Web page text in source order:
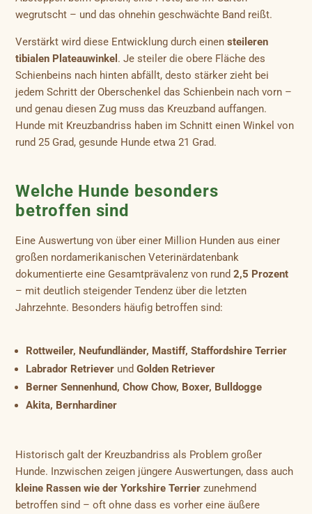
wegrutscht – und das ohnehin geschwächte Band reißt.
Verstärkt wird diese Entwicklung durch einensteileren
tibialen Plateauwinkel . Je steiler die obere Fläche des
Schienbeins nach hinten abfällt, desto stärker zieht bei
jedem Schritt der Oberschenkel das Schienbein nach vorn –
und genau diesen Zug muss das Kreuzband auffangen.
Hunde mit Kreuzbandriss haben im Schnitt einen Winkel von
rund 25 Grad, gesunde Hunde etwa 21 Grad.
Welche Hunde besonders
betroffen sind
Eine Auswertung von über einer Million Hunden aus einer
großen nordamerikanischen Veterinärdatenbank
dokumentierte eine Gesamtprävalenz von rund2,5 Prozent
– mit deutlich steigender Tendenz über die letzten
Jahrzehnte. Besonders häufig betroffen sind:
Rottweiler, Neufundländer, Mastiff, Staffordshire Terrier
Labrador Retriever undGolden Retriever
Berner Sennenhund, Chow Chow, Boxer, Bulldogge
Akita, Bernhardiner
Historisch galt der Kreuzbandriss als Problem großer
Hunde. Inzwischen zeigen jüngere Auswertungen, dass auch
kleine Rassen wie der Yorkshire Terrier zunehmend
betroffen sind – oft ohne dass es vorher eine äußere